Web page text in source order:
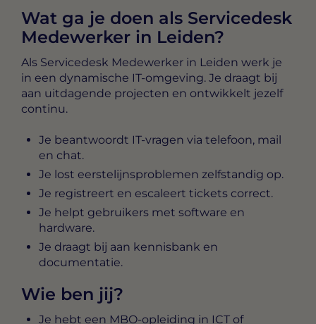
Wat ga je doen als Servicedesk
Medewerker in Leiden?
Als Servicedesk Medewerker in Leiden werk je
in een dynamische IT-omgeving. Je draagt bij
aan uitdagende projecten en ontwikkelt jezelf
continu.
Je beantwoordt IT-vragen via telefoon, mail
en chat.
Je lost eerstelijnsproblemen zelfstandig op.
Je registreert en escaleert tickets correct.
Je helpt gebruikers met software en
hardware.
Je draagt bij aan kennisbank en
documentatie.
Wie ben jij?
Je hebt een MBO-opleiding in ICT of